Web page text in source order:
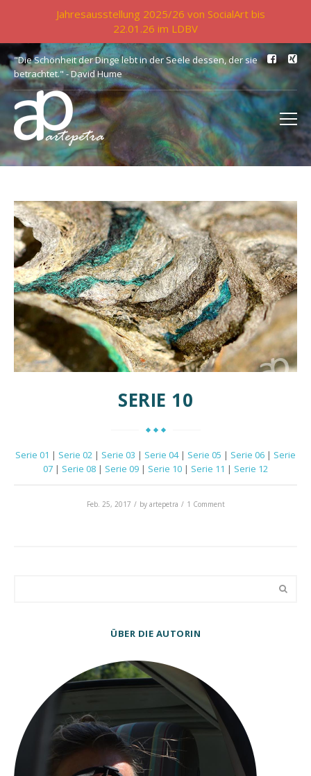
"Die Schönheit der Dinge lebt in der Seele dessen, der sie
betrachtet." - David Hume
SERIE 10
Serie 01 | Serie 02 | Serie 03 | Serie 04| Serie 05 | Serie 06 | Serie
07 | Serie 08 | Serie 09 | Serie 10 | Serie 11 | Serie 12
Feb. 25, 2017 by artepetra 1 Comment
ÜBER DIE AUTORIN
Jahresausstellung 2025/26 von SocialArt bis
22.01.26 im LDBV